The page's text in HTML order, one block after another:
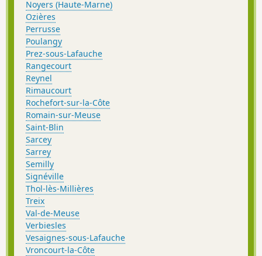
Noyers (Haute-Marne)
Ozières
Perrusse
Poulangy
Prez-sous-Lafauche
Rangecourt
Reynel
Rimaucourt
Rochefort-sur-la-Côte
Romain-sur-Meuse
Saint-Blin
Sarcey
Sarrey
Semilly
Signéville
Thol-lès-Millières
Treix
Val-de-Meuse
Verbiesles
Vesaignes-sous-Lafauche
Vroncourt-la-Côte